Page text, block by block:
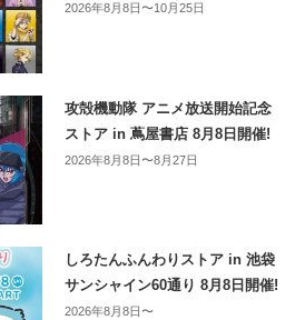
2026年8月8日〜10月25日
攻殻機動隊 アニメ放送開始記念
ストア in 蔦屋書店 8月8日開催!
2026年8月8日〜8月27日
しろたんふんわりストア in 池袋
サンシャイン60通り 8月8日開催!
2026年8月8日〜